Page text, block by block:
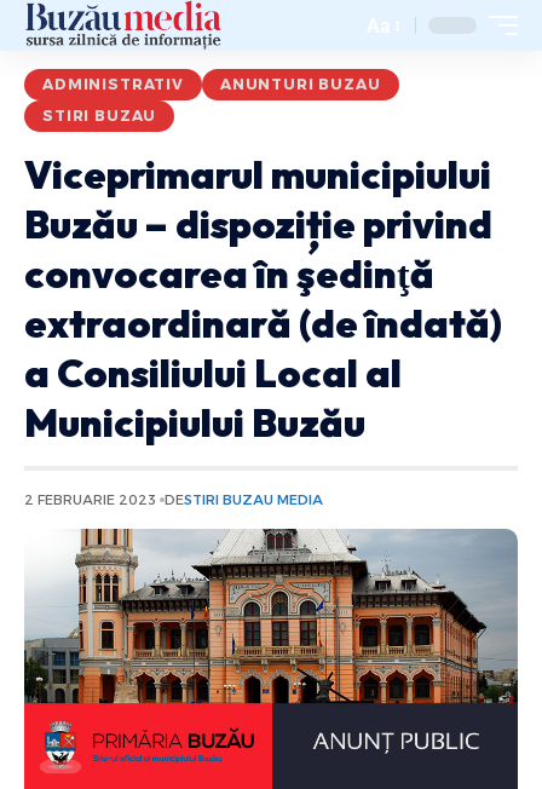
Aa
ADMINISTRATIV
ANUNTURI BUZAU
STIRI BUZAU
Viceprimarul municipiului
Buzău – dispoziție privind
convocarea în şedinţă
extraordinară (de îndată)
a Consiliului Local al
Municipiului Buzău
2 FEBRUARIE 2023 DESTIRI BUZAU MEDIA